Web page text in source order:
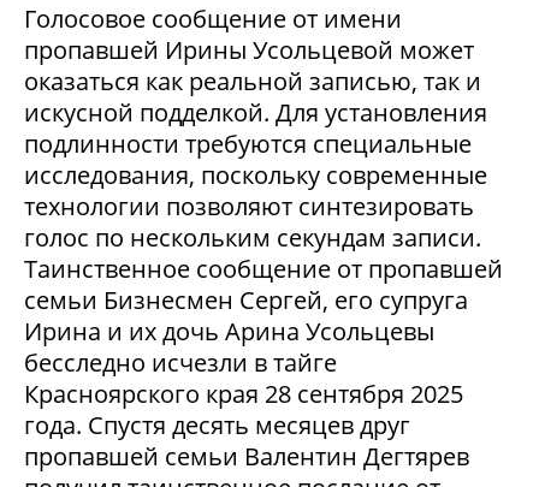
Голосовое сообщение от имени
пропавшей Ирины Усольцевой может
оказаться как реальной записью, так и
искусной подделкой. Для установления
подлинности требуются специальные
исследования, поскольку современные
технологии позволяют синтезировать
голос по нескольким секундам записи.
Таинственное сообщение от пропавшей
семьи Бизнесмен Сергей, его супруга
Ирина и их дочь Арина Усольцевы
бесследно исчезли в тайге
Красноярского края 28 сентября 2025
года. Спустя десять месяцев друг
пропавшей семьи Валентин Дегтярев